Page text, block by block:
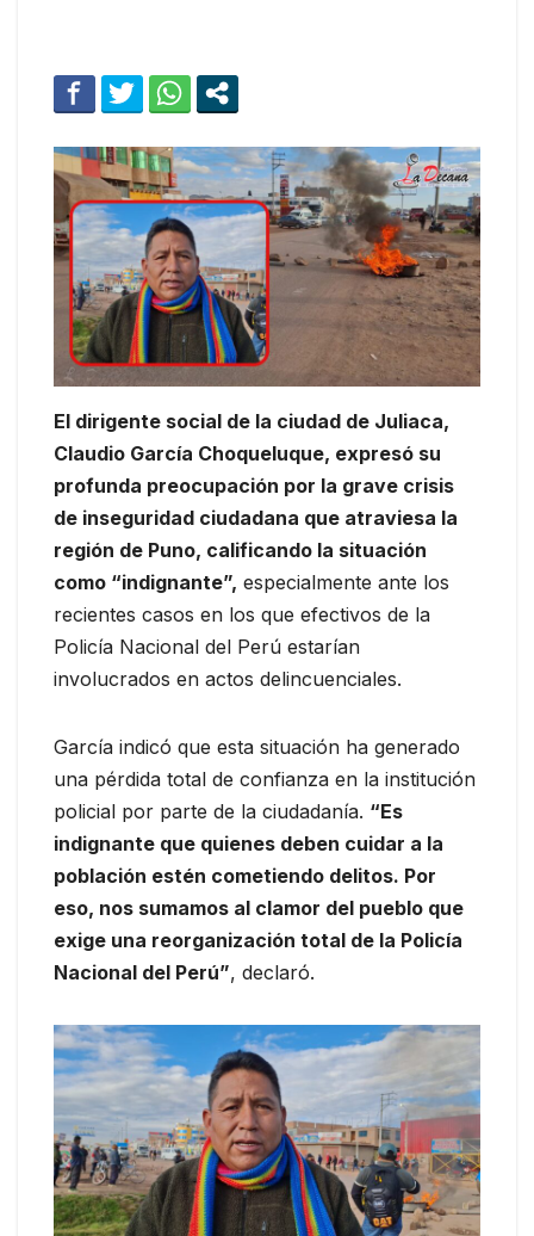
El dirigente social de la ciudad de Juliaca,
Claudio García Choqueluque, expresó su
profunda preocupación por la grave crisis
de inseguridad ciudadana que atraviesa la
región de Puno, calificando la situación
como “indignante”, especialmente ante los
recientes casos en los que efectivos de la
Policía Nacional del Perú estarían
involucrados en actos delincuenciales.
García indicó que esta situación ha generado
una pérdida total de confianza en la institución
policial por parte de la ciudadanía. “Es
indignante que quienes deben cuidar a la
población estén cometiendo delitos. Por
eso, nos sumamos al clamor del pueblo que
exige una reorganización total de la Policía
Nacional del Perú”, declaró.